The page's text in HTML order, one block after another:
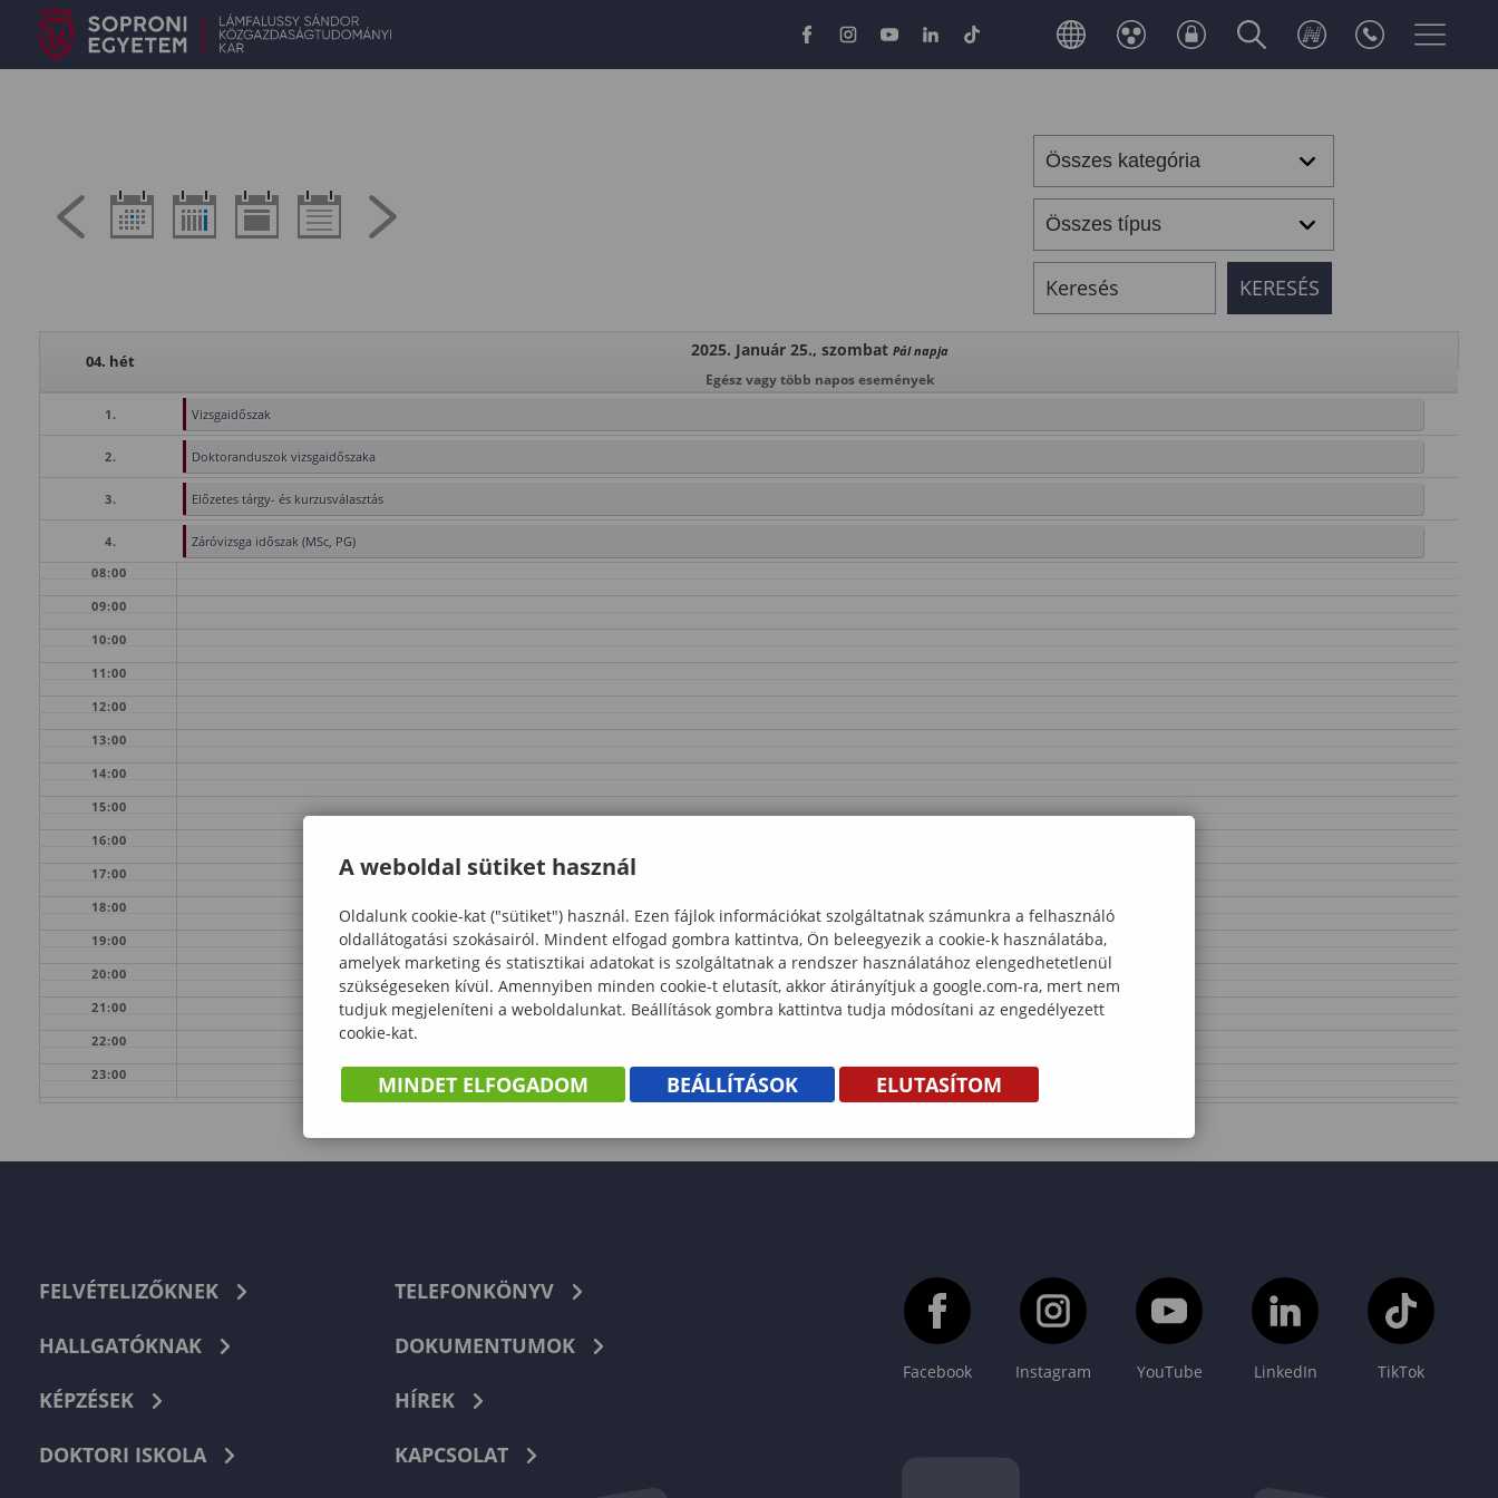
04. hét
2025. Január 25., szombat Pál napja
Egész vagy több napos események
1. Vizsgaidőszak
2. Doktoranduszok vizsgaidőszaka
3. Előzetes tárgy- és kurzusválasztás
4.
Záróvizsga időszak (MSc, PG)
08:00
09:00
10:00
11:00
12:00
13:00
14:00
15:00
16:00
17:00
18:00
19:00
20:00
21:00
22:00
23:00
FELVÉTELIZŐKNEK
HALLGATÓKNAK
KÉPZÉSEK
DOKTORI ISKOLA
TELEFONKÖNYV
DOKUMENTUMOK
HÍREK
KAPCSOLAT
Facebook Instagram YouTube LinkedIn TikTok
A weboldal sütiket használ
Oldalunk cookie-kat ("sütiket") használ. Ezen fájlok információkat szolgáltatnak számunkra a felhasználó
oldallátogatási szokásairól. Mindent elfogad gombra kattintva, Ön beleegyezik a cookie-k használatába,
amelyek marketing és statisztikai adatokat is szolgáltatnak a rendszer használatához elengedhetetlenül
szükségeseken kívül. Amennyiben minden cookie-t elutasít, akkor átirányítjuk a google.com-ra, mert nem
tudjuk megjeleníteni a weboldalunkat. Beállítások gombra kattintva tudja módosítani az engedélyezett
cookie-kat.
MINDET ELFOGADOM BEÁLLÍTÁSOK ELUTASÍTOM